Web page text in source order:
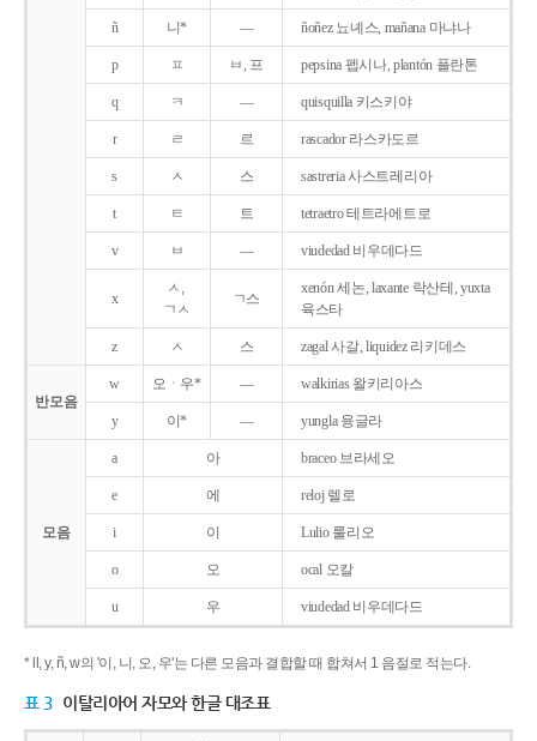
ñ 니* ― ñoñez 뇨녜스, mañana 마냐나
p ㅍ ㅂ, 프 pepsina 펩시나, plantón 플란톤
q ㅋ ― quisquilla 키스키야
r ㄹ 르 rascador 라스카도르
s ㅅ 스 sastreria 사스트레리아
t ㅌ 트 tetraetro 테트라에트로
v ㅂ ― viudedad 비우데다드
x
ㅅ,
ㄱㅅ
ㄱ스
xenón 세논, laxante 락산테, yuxta
육스타
z ㅅ 스 zagal 사갈, liquidez 리키데스
반모음
w 오ㆍ우* ― walkirias 왈키리아스
y 이* ― yungla 융글라
모음
a 아 braceo 브라세오
e 에 reloj 렐로
i 이 Lulio 룰리오
o 오 ocal 오칼
u 우 viudedad 비우데다드
* ll, y, ñ, w의 '이, 니, 오, 우'는 다른 모음과 결합할 때 합쳐서 1 음절로 적는다.
표 3 이탈리아어 자모와 한글 대조표